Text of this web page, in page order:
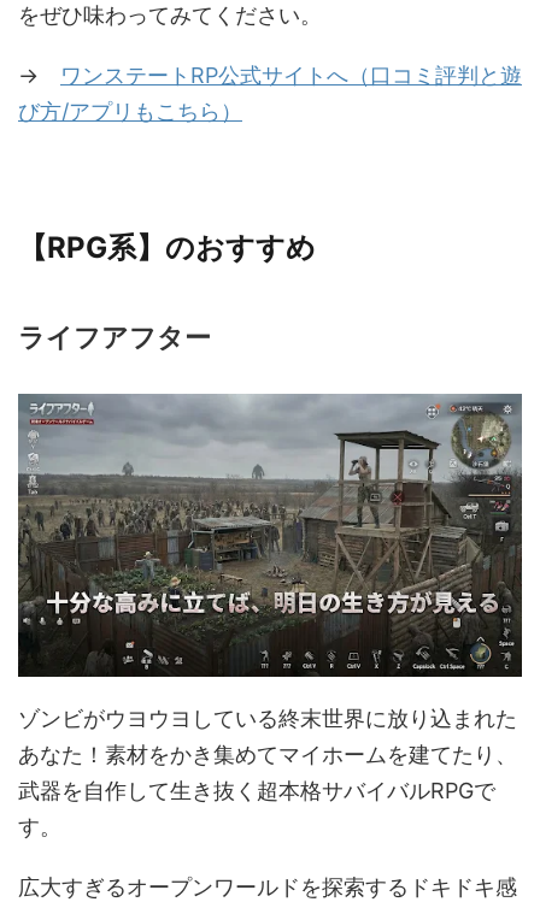
をぜひ味わってみてください。
→ ワンステートRP公式サイトへ（口コミ評判と遊
び方/アプリもこちら）
【RPG系】のおすすめ
ライフアフター
ゾンビがウヨウヨしている終末世界に放り込まれた
あなた！素材をかき集めてマイホームを建てたり、
武器を自作して生き抜く超本格サバイバルRPGで
す。
広大すぎるオープンワールドを探索するドキドキ感